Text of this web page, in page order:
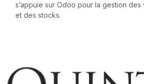
s’appuie sur Odoo pour la gestion des
et des stocks.